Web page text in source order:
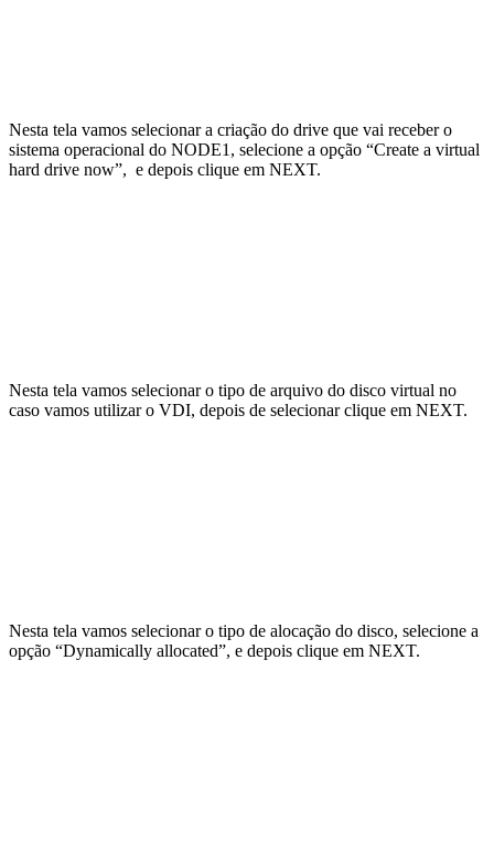
Nesta tela vamos selecionar a criação do drive que vai receber o
sistema operacional do NODE1, selecione a opção “Create a virtual
hard drive now”, e depois clique em NEXT.
Nesta tela vamos selecionar o tipo de arquivo do disco virtual no
caso vamos utilizar o VDI, depois de selecionar clique em NEXT.
Nesta tela vamos selecionar o tipo de alocação do disco, selecione a
opção “Dynamically allocated”, e depois clique em NEXT.